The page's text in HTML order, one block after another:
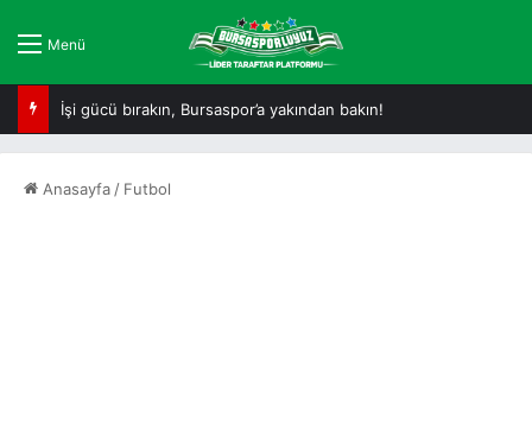
Menü
İşi gücü bırakın, Bursaspor’a yakından bakın!
Anasayfa / Futbol